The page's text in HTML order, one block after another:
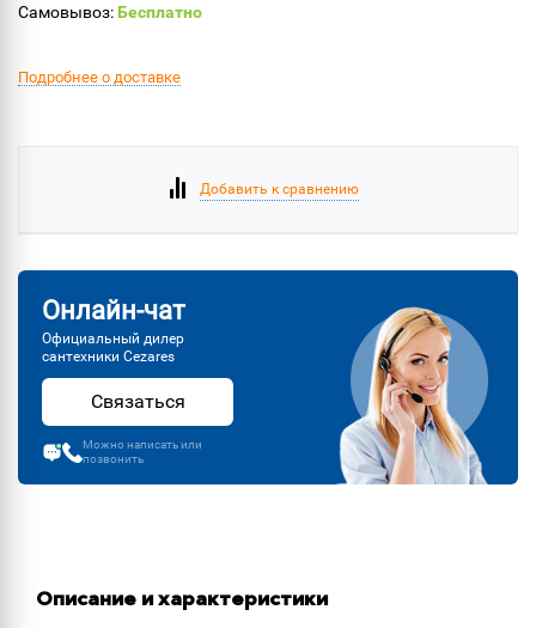
Самовывоз:Бесплатно
Подробнее о доставке
Добавить к сравнению
Онлайн-чат
Официальный дилер
сантехники Cezares
Связаться
Можно написать или
позвонить
Описание и характеристики